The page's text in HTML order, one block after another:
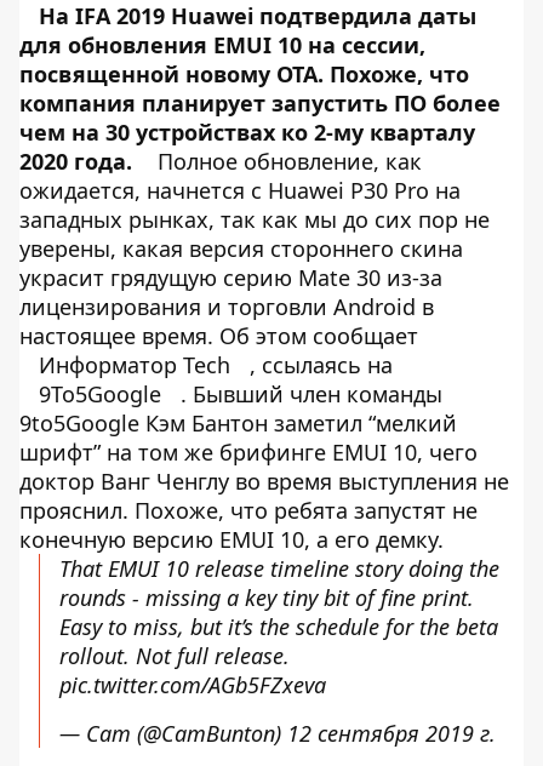
На IFA 2019 Huawei подтвердила даты
для обновления EMUI 10 на сессии,
посвященной новому OTA. Похоже, что
компания планирует запустить ПО более
чем на 30 устройствах ко 2-му кварталу
2020 года.
Полное обновление, как
ожидается, начнется с Huawei P30 Pro на
западных рынках, так как мы до сих пор не
уверены, какая версия стороннего скина
украсит грядущую серию Mate 30 из-за
лицензирования и торговли Android в
настоящее время. Об этом сообщает
Информатор Tech
, ссылаясь на
9To5Google
. Бывший член команды
9to5Google Кэм Бантон заметил “мелкий
шрифт” на том же брифинге EMUI 10, чего
доктор Ванг Ченглу во время выступления не
прояснил. Похоже, что ребята запустят не
конечную версию EMUI 10, а его демку.
That EMUI 10 release timeline story doing the
rounds - missing a key tiny bit of fine print.
Easy to miss, but it’s the schedule for the beta
rollout. Not full release.
pic.twitter.com/AGb5FZxeva
— Cam (@CamBunton) 12 сентября 2019 г.